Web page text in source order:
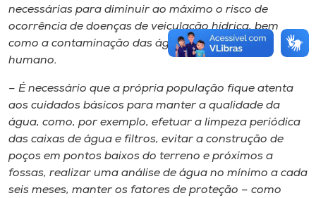
necessárias para diminuir ao máximo o risco de
ocorrência de doenças de veiculação hídrica, bem
como a contaminação das águas de consumo
humano.
– É necessário que a própria população fique atenta
aos cuidados básicos para manter a qualidade da
água, como, por exemplo, efetuar a limpeza periódica
das caixas de água e filtros, evitar a construção de
poços em pontos baixos do terreno e próximos a
fossas, realizar uma análise de água no mínimo a cada
seis meses, manter os fatores de proteção – como